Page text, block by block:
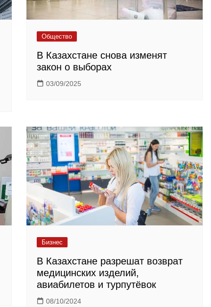
Общество
В Казахстане снова изменят
закон о выборах
03/09/2025
Бизнес
В Казахстане разрешат возврат
медицинских изделий,
авиабилетов и турпутёвок
08/10/2024